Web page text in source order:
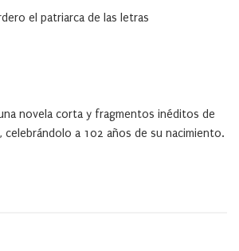
el patriarca de las letras
novela corta y fragmentos inéditos de
celebrándolo a 102 años de su nacimiento.